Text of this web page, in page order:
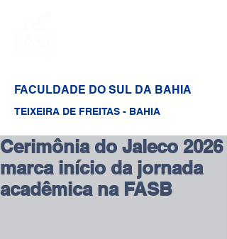
FACULDADE DO SUL DA BAHIA
TEIXEIRA DE FREITAS - BAHIA
Cerimônia do Jaleco 2026
marca início da jornada
acadêmica na FASB